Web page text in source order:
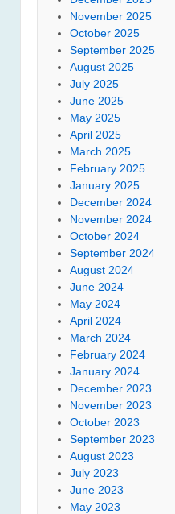
November 2025
October 2025
September 2025
August 2025
July 2025
June 2025
May 2025
April 2025
March 2025
February 2025
January 2025
December 2024
November 2024
October 2024
September 2024
August 2024
June 2024
May 2024
April 2024
March 2024
February 2024
January 2024
December 2023
November 2023
October 2023
September 2023
August 2023
July 2023
June 2023
May 2023